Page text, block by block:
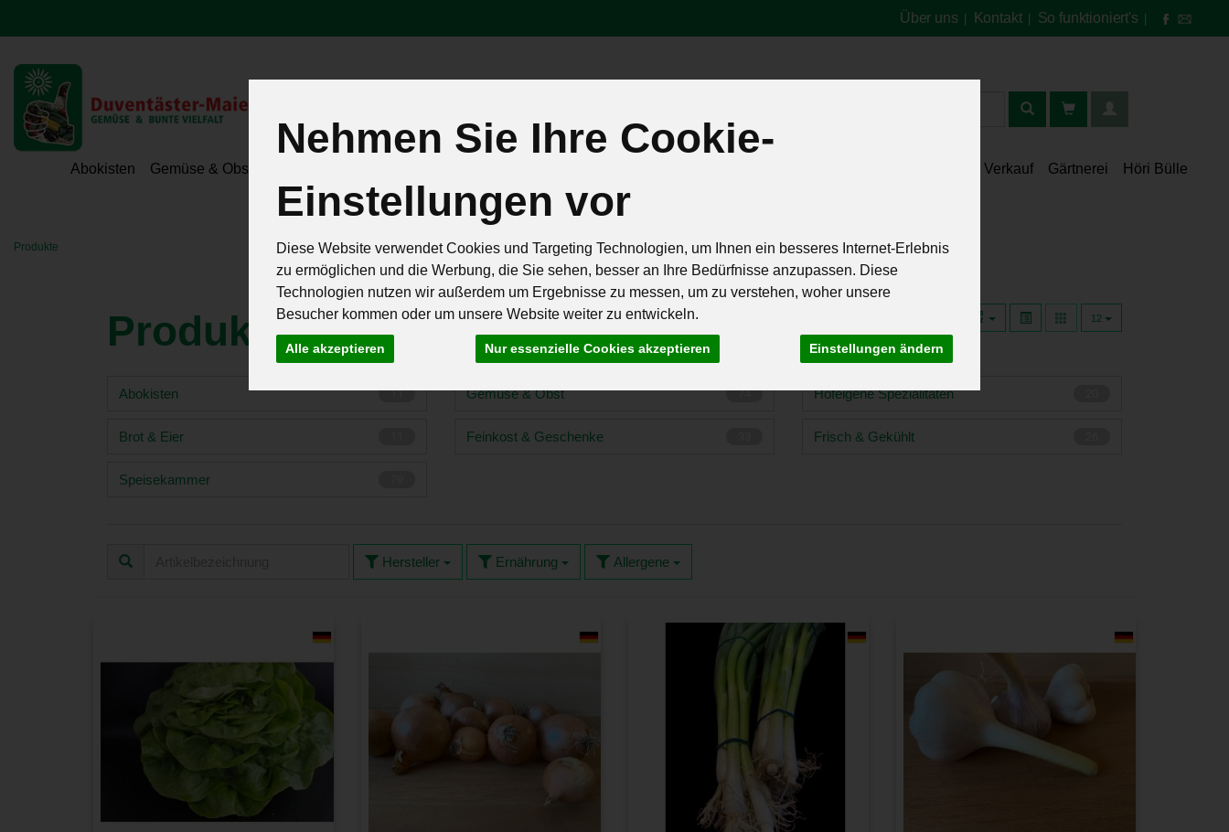
Nehmen Sie Ihre Cookie-
Einstellungen vor
Diese Website verwendet Cookies und Targeting Technologien, um Ihnen ein besseres Internet-Erlebnis
zu ermöglichen und die Werbung, die Sie sehen, besser an Ihre Bedürfnisse anzupassen. Diese
Technologien nutzen wir außerdem um Ergebnisse zu messen, um zu verstehen, woher unsere
Besucher kommen oder um unsere Website weiter zu entwickeln.
Alle akzeptieren Nur essenzielle Cookies akzeptieren Einstellungen ändern
Über uns Kontakt| So funktioniert's
Hoeri - Gemüse
Abokisten Gemüse & Obst Verkauf Gärtnerei Höri Bülle
Rezepte
Produkte
Produkte 257
12
11
Abokisten 74
Gemüse & Obst Hofeigene Spezialitäten
Brot & Eier Feinkost & Geschenke Frisch & Gekühlt
Speisekammer
Hersteller Ernährung Allergene